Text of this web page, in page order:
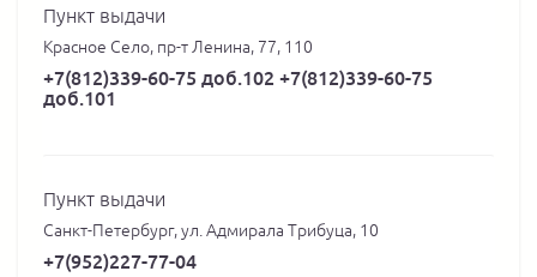
Пункт выдачи
Красное Село, пр-т Ленина, 77, 110
+7(812)339-60-75 доб.102 +7(812)339-60-75
доб.101
Пункт выдачи
Санкт-Петербург, ул. Адмирала Трибуца, 10
+7(952)227-77-04